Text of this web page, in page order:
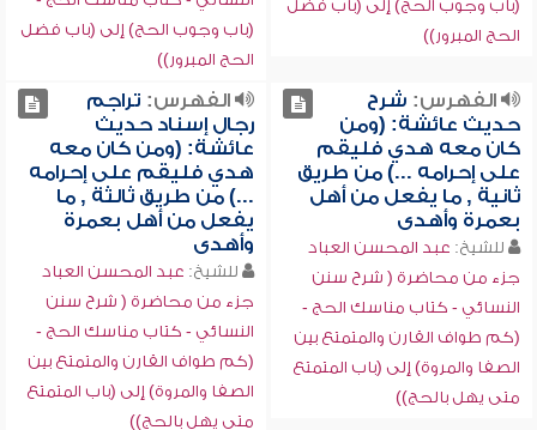
(باب وجوب الحج) إلى (باب فضل
الحج المبرور))
(باب وجوب الحج) إلى (باب فضل
الحج المبرور))
الفهرس: شرح
حديث عائشة: (ومن
كان معه هدي فليقم
على إحرامه ...) من طريق
ثانية , ما يفعل من أهل
بعمرة وأهدى
للشيخ: عبد المحسن العباد
جزء من محاضرة ( شرح سنن
النسائي - كتاب مناسك الحج -
(كم طواف القارن والمتمتع بين
الصفا والمروة) إلى (باب المتمتع
متى يهل بالحج))
الفهرس: تراجم
رجال إسناد حديث
عائشة: (ومن كان معه
هدي فليقم على إحرامه
...) من طريق ثالثة , ما
يفعل من أهل بعمرة
وأهدى
للشيخ: عبد المحسن العباد
جزء من محاضرة ( شرح سنن
النسائي - كتاب مناسك الحج -
(كم طواف القارن والمتمتع بين
الصفا والمروة) إلى (باب المتمتع
متى يهل بالحج))